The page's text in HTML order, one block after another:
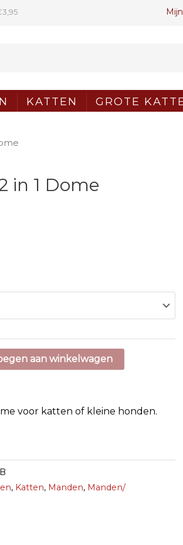
KATTEN GROTE
in 1 Dome
aan winkelwagen
voor katten of kleine honden.
, Katten, Manden, Manden/